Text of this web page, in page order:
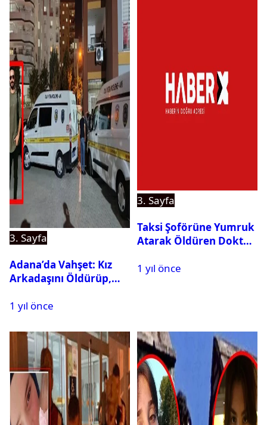
3. Sayfa
Adana’da Vahşet: Kız
Arkadaşını Öldürüp,
1 yıl önce
3. Sayfa
Taksi Şoförüne Yumruk
Atarak Öldüren Doktor
1 yıl önce